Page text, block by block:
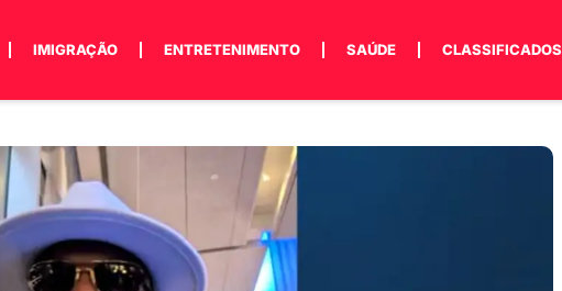
IMIGRAÇÃO ENTRETENIMENTO SAÚDE CLASSIFICADOS